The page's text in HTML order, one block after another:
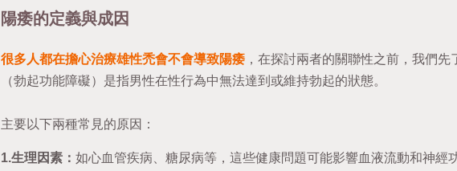
陽痿的定義與成因
很多人都在擔心治療雄性禿會不會導致陽痿 ，在探討兩者的關聯性之前，我們
（勃起功能障礙）是指男性在性行為中無法達到或維持勃起的狀態。
主要以下兩種常見的原因：
1.生理因素： 如心血管疾病、糖尿病等，這些健康問題可能影響血液流動和神經